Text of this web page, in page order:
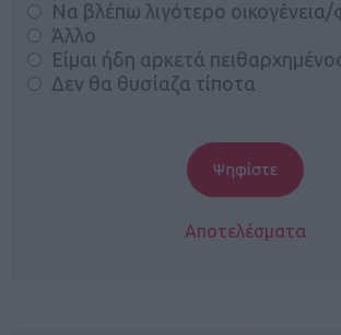
Να βλέπω λιγότερο οικογένεια/
Άλλο
Είμαι ήδη αρκετά
Δεν θα θυσίαζα τίποτα
Αποτελέσματα